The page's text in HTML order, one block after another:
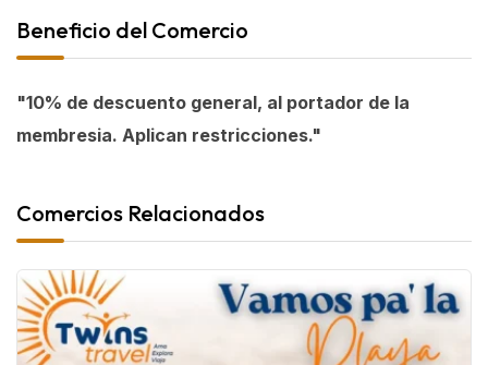
Beneficio del Comercio
"10% de descuento general, al portador de la
membresia. Aplican restricciones."
Comercios Relacionados